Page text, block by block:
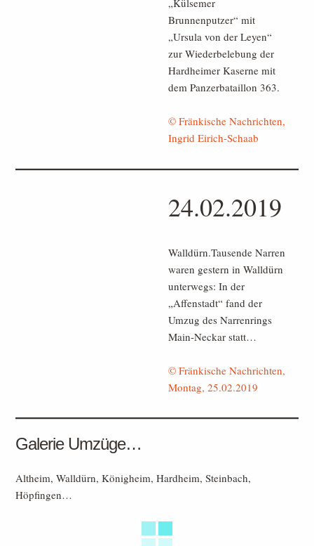
„Külsemer
Brunnenputzer“ mit
„Ursula von der Leyen“
zur Wiederbelebung der
Hardheimer Kaserne mit
dem Panzerbataillon 363.
© Fränkische Nachrichten,
Ingrid Eirich-Schaab
24.02.2019
Walldürn.Tausende Narren
waren gestern in Walldürn
unterwegs: In der
„Affenstadt“ fand der
Umzug des Narrenrings
Main-Neckar statt…
© Fränkische Nachrichten,
Montag, 25.02.2019
Galerie Umzüge…
Altheim, Walldürn, Königheim, Hardheim, Steinbach,
Höpfingen…